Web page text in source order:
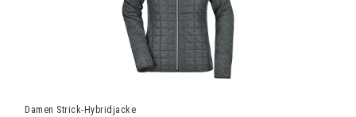
Damen Strick-Hybridjacke